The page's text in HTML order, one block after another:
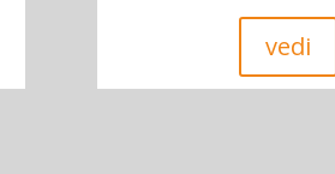
vedi